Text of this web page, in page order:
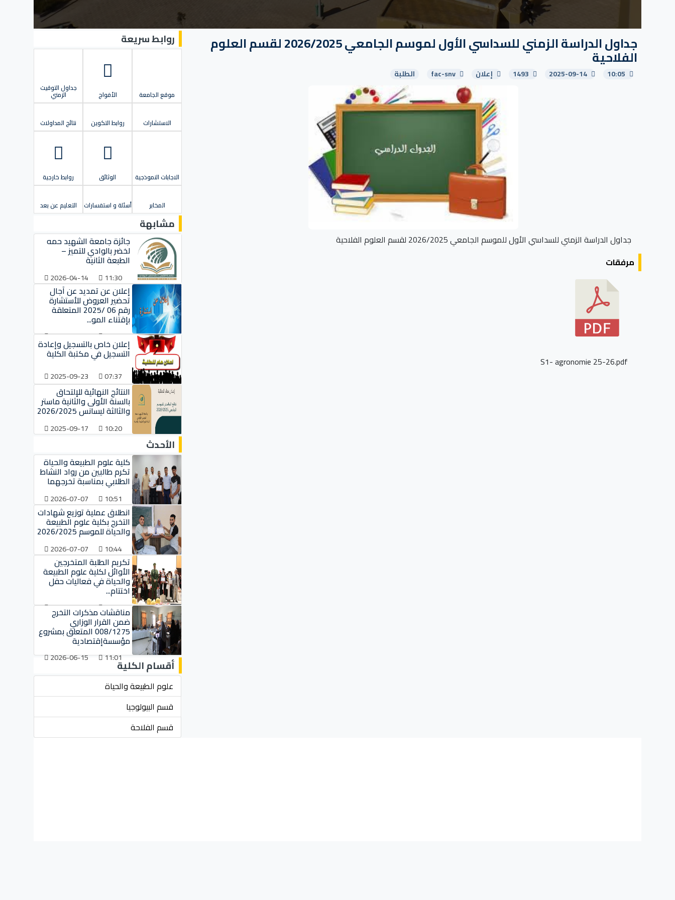
جداول الدراسة الزمني للسداسي الأول لموسم الجامعي 2026/2025 لقسم العلوم
الفلاحية
10:05
2025-09-14
1493 إعلان fac-snv الطلبة
جداول الدراسة الزمني للسداسي الأول للموسم الجامعي 2026/2025 لقسم العلوم الفلاحية
مرفقات
S1- agronomie 25-26.pdf
روابط سريعة
موقع الجامعة الأفواج
جداول التوقيت
الزمني
الاستشارات روابط التكوين نتائج المداولات
الاجابات النموذجية الوثائق روابط خارجية
المخابر أسئلة و استفسارات التعليم عن بعد
مشابهة
جائزة جامعة الشهيد حمه
لخضر بالوادي للتميز –
الطبعة الثانية
11:30
2026-04-14
إعلان عن تمديد عن آجال
تحضير العروض للأستشارة
رقم 06 /2025 المتعلقة
بإقتناء المو...
08:15
2025-10-01
إعلان خاص بالتسجيل وإعادة
التسجيل في مكتبة الكلية
07:37
2025-09-23
النتائج النهائية للإلتحاق
بالسنة الأولى والثانية ماستر
والثالثة ليسانس 2026/2025
10:20
2025-09-17
الأحدث
كلية علوم الطبيعة والحياة
تكرم طالبين من رواد النشاط
الطلابي بمناسبة تخرجهما
10:51
2026-07-07
انطلاق عملية توزيع شهادات
التخرج بكلية علوم الطبيعة
والحياة للموسم 2026/2025
10:44
2026-07-07
تكريم الطلبة المتخرجين
الأوائل لكلية علوم الطبيعة
والحياة في فعاليات حفل
اختتام...
10:37
2026-07-07
مناقشات مذكرات التخرج
ضمن القرار الوزاري
008/1275 المتعلق بمشروع
مؤسسةإقتصادية
11:01
2026-06-15 أقسام الكلية
علوم الطبيعة والحياة
قسم البيولوجيا
قسم الفلاحة